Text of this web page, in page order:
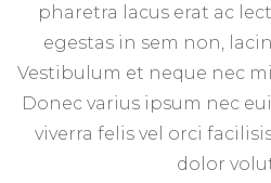
pharetra lacus erat ac
egestas in sem non,
Vestibulum et neque nec
Donec varius ipsum nec
viverra felis vel orci
dolor